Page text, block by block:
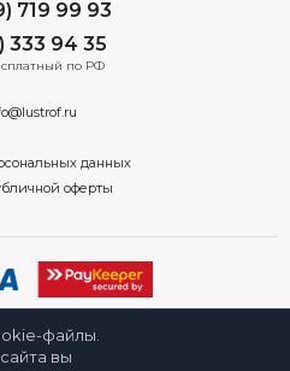
719 99 93
333 94 35
по РФ
данных
оферты
«Люстроф» в Москве -
от производителя с доставкой
права защищены.
файлы.
вы